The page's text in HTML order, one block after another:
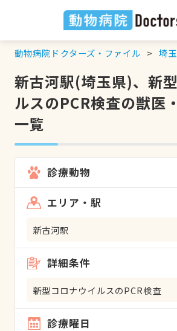
動物病院ドクターズ・ファイル 埼
新古河駅(埼玉県)、新
ルスのPCR検査の獣医
一覧
診療動物
エリア・駅
新古河駅
詳細条件
新型コロナウイルスのPCR検査
診療曜日